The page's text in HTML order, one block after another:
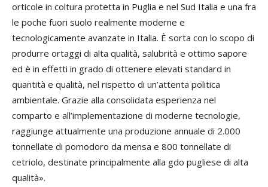
orticole in coltura protetta in Puglia e nel Sud Italia e una fra
le poche fuori suolo realmente moderne e
tecnologicamente avanzate in Italia. È sorta con lo scopo di
produrre ortaggi di alta qualità, salubrità e ottimo sapore
ed è in effetti in grado di ottenere elevati standard in
quantità e qualità, nel rispetto di un’attenta politica
ambientale. Grazie alla consolidata esperienza nel
comparto e all’implementazione di moderne tecnologie,
raggiunge attualmente una produzione annuale di 2.000
tonnellate di pomodoro da mensa e 800 tonnellate di
cetriolo, destinate principalmente alla gdo pugliese di alta
qualità».